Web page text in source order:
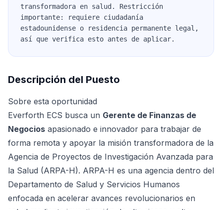
transformadora en salud. Restricción
importante: requiere ciudadanía
estadounidense o residencia permanente legal,
así que verifica esto antes de aplicar.
Descripción del Puesto
Sobre esta oportunidad
Everforth ECS busca un Gerente de Finanzas de
Negocios apasionado e innovador para trabajar de
forma remota y apoyar la misión transformadora de la
Agencia de Proyectos de Investigación Avanzada para
la Salud (ARPA-H). ARPA-H es una agencia dentro del
Departamento de Salud y Servicios Humanos
enfocada en acelerar avances revolucionarios en